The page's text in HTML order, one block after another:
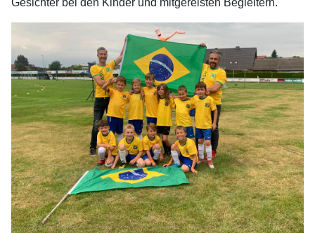
Gesichter bei den Kinder und mitgereisten Begleitern.